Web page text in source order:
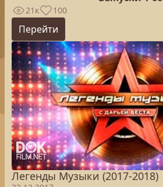
21к 100
Перейти
Легенды Музыки (2017-2018)